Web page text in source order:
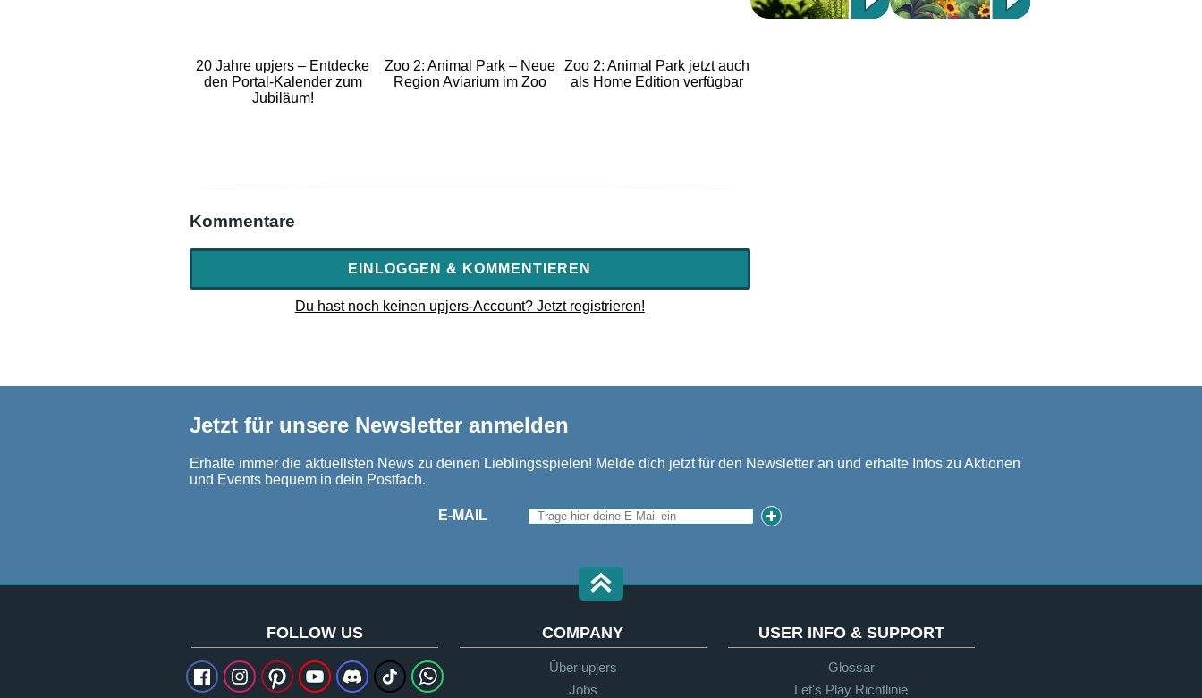
20 Jahre upjers – Entdecke
den Portal-Kalender zum
Jubiläum!
Zoo 2: Animal Park – Neue
Region Aviarium im Zoo
Zoo 2: Animal Park jetzt auch
als Home Edition verfügbar
Kommentare
EINLOGGEN & KOMMENTIEREN
Du hast noch keinen upjers-Account? Jetzt registrieren!
Jetzt für unsere Newsletter anmelden
Erhalte immer die aktuellsten News zu deinen Lieblingsspielen! Melde dich jetzt für den Newsletter an und erhalte Infos zu Aktionen
und Events bequem in dein Postfach.
E-MAIL
FOLLOW US COMPANY
Über upjers
Jobs
USER INFO & SUPPORT
Glossar
Let's Play Richtlinie